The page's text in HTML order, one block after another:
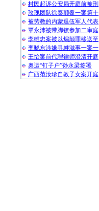
村民起诉公安局开庭前被刑
玫瑰团队徐秦颠覆一案第十
被劳教的内蒙退伍军人代表
覃永沛被带脚镣参加二审庭
李维忠案被以煽颠罪移送至
李晓东涉嫌寻衅滋事一案一
王怡案前代理律师澄清开庭
奥运“钉子户”孙永梁签署
广西范汝珍自教子女案开庭